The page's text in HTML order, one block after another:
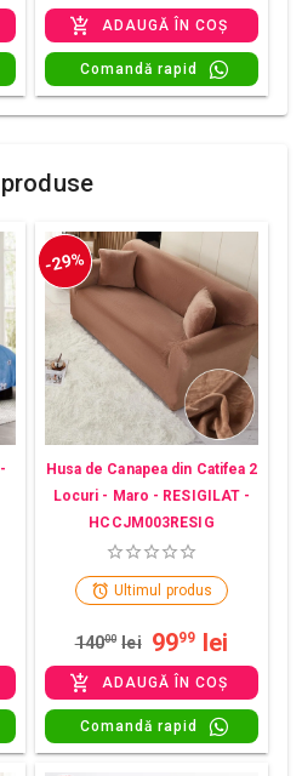
ADAUGĂ ÎN COȘ
Comandă rapid
-29%
Husa de Canapea din Catifea 2
Locuri - Maro - RESIGILAT -
HCCJM003RESIG
Ultimul produs
14000 lei 9999 lei
ADAUGĂ ÎN COȘ
Comandă rapid